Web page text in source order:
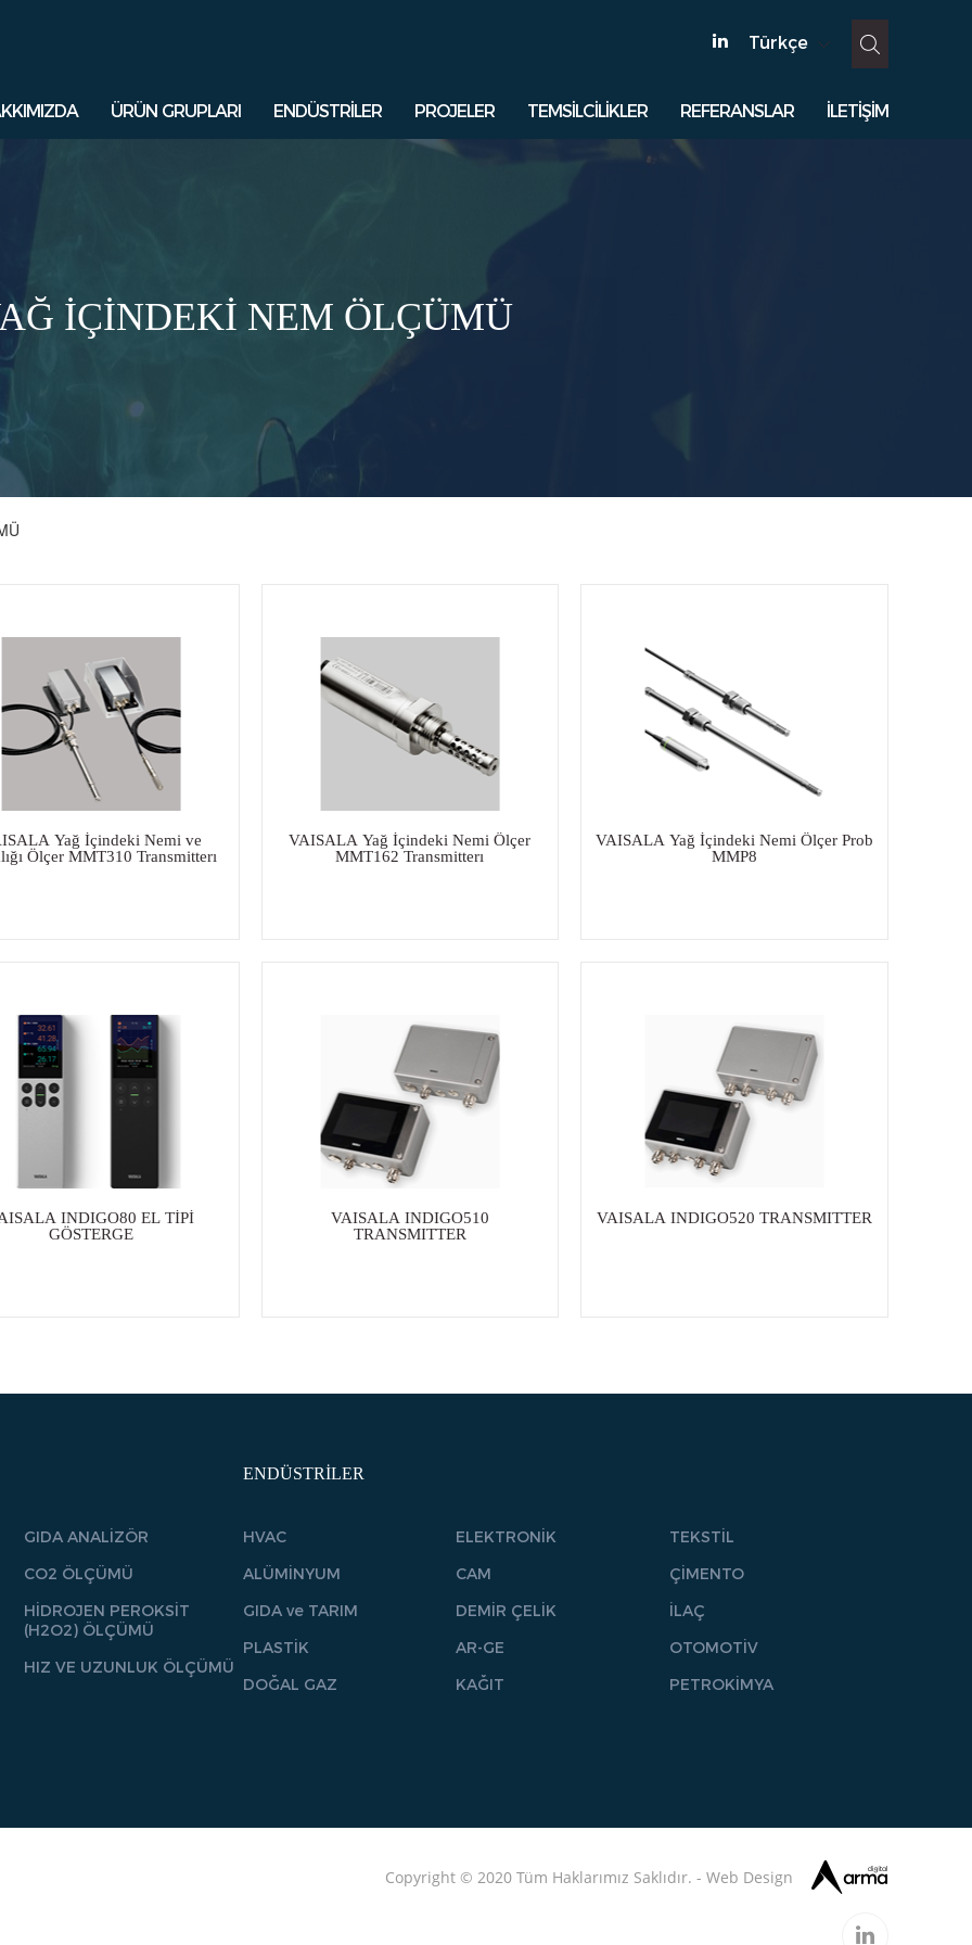
Türkçe
ÜRÜN GRUPLARI ENDÜSTRİLER PROJELER TEMSİLCİLİKLER REFERANSLAR İLETİŞİM
İÇİNDEKİ NEM ÖLÇÜMÜ
Yağ İçindeki Nemi ve
Ölçer MMT310 Transmitterı
VAISALA Yağ İçindeki Nemi Ölçer
MMT162 Transmitterı
VAISALA Yağ İçindeki Nemi Ölçer Prob
MMP8
INDIGO80 EL TİPİ
GÖSTERGE
VAISALA INDIGO510
TRANSMITTER
VAISALA INDIGO520 TRANSMITTER
GIDA ANALİZÖR
CO2 ÖLÇÜMÜ
HİDROJEN PEROKSİT
(H2O2) ÖLÇÜMÜ
HIZ VE UZUNLUK ÖLÇÜMÜ
ENDÜSTRİLER
HVAC
ALÜMİNYUM
GIDA ve TARIM
PLASTİK
DOĞAL GAZ
ELEKTRONİK
CAM
DEMİR ÇELİK
AR-GE
KAĞIT
TEKSTİL
ÇİMENTO
İLAÇ
OTOMOTİV
PETROKİMYA
Copyright © 2020 Tüm Haklarımız Saklıdır. - Web Design